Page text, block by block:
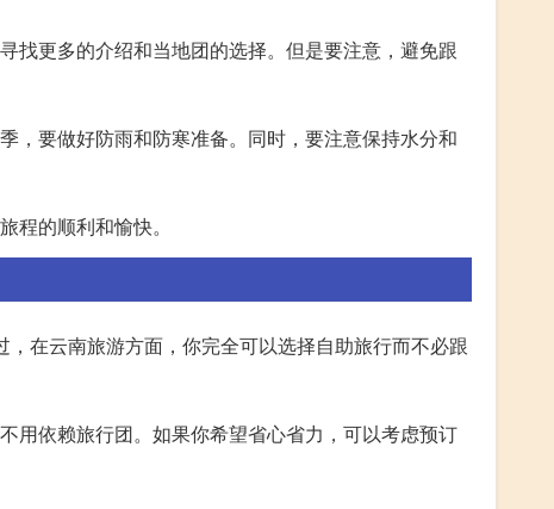
找更多的介绍和当地团的选择。但是要注意，避免跟
，要做好防雨和防寒准备。同时，要注意保持水分和
程的顺利和愉快。
在云南旅游方面，你完全可以选择自助旅行而不必跟
用依赖旅行团。如果你希望省心省力，可以考虑预订